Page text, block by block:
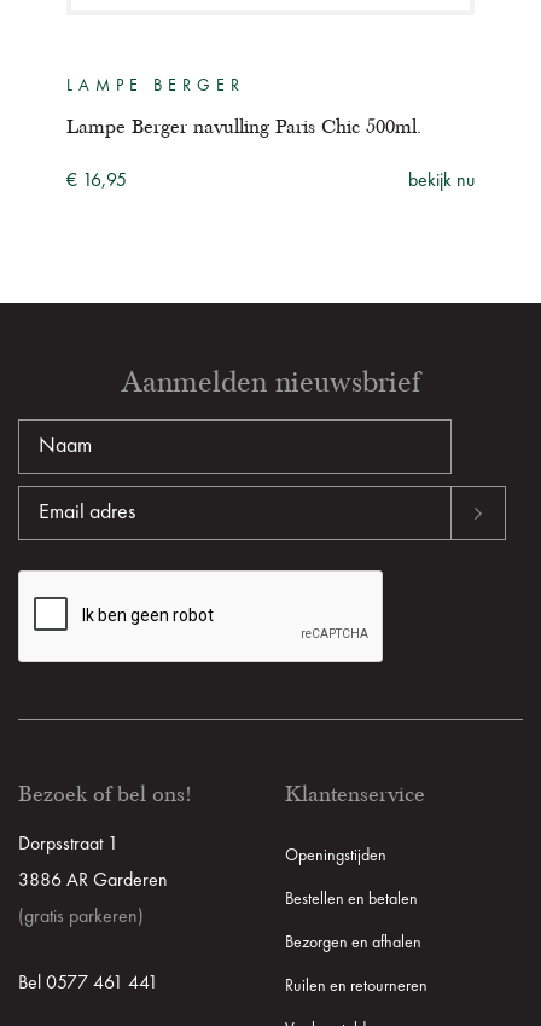
LAMPE BERGER
Lampe Berger navulling Paris Chic 500ml.
€ 16,95 bekijk nu
Aanmelden nieuwsbrief
Bezoek of bel ons!
Dorpsstraat 1
3886 AR Garderen
(gratis parkeren)
Bel 0577 461 441
Klantenservice
Openingstijden
Bestellen en betalen
Bezorgen en afhalen
Ruilen en retourneren